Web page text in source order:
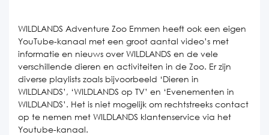
WILDLANDS Adventure Zoo Emmen heeft ook een eigen
YouTube-kanaal met een groot aantal video’s met
informatie en nieuws over WILDLANDS en de vele
verschillende dieren en activiteiten in de Zoo. Er zijn
diverse playlists zoals bijvoorbeeld ‘Dieren in
WILDLANDS’, ‘WILDLANDS op TV’ en ‘Evenementen in
WILDLANDS’. Het is niet mogelijk om rechtstreeks contact
op te nemen met WILDLANDS klantenservice via het
Youtube-kanaal.